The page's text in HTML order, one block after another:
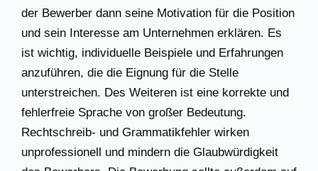
der Bewerber dann seine Motivation für die Position
und sein Interesse am Unternehmen erklären. Es
ist wichtig, individuelle Beispiele und Erfahrungen
anzuführen, die die Eignung für die Stelle
unterstreichen. Des Weiteren ist eine korrekte und
fehlerfreie Sprache von großer Bedeutung.
Rechtschreib- und Grammatikfehler wirken
unprofessionell und mindern die Glaubwürdigkeit